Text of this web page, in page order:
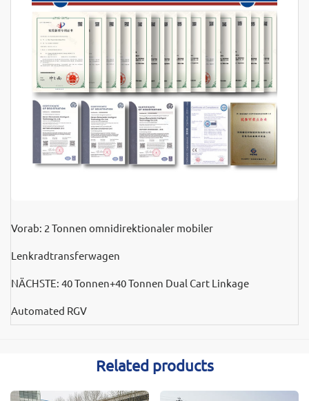
Vorab: 2 Tonnen omnidirektionaler mobiler
Lenkradtransferwagen
NÄCHSTE: 40 Tonnen+40 Tonnen Dual Cart Linkage
Automated RGV
Related products